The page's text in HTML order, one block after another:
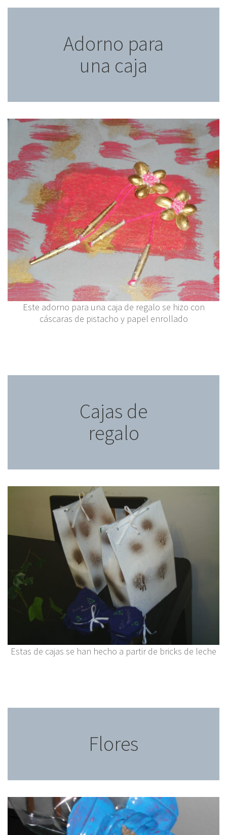
Adorno para
una caja
Este adorno para una caja de regalo se hizo con
cáscaras de pistacho y papel enrollado
Cajas de
regalo
Estas de cajas se han hecho a partir de bricks de leche
Flores